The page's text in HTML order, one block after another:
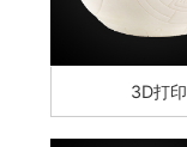
3D打印